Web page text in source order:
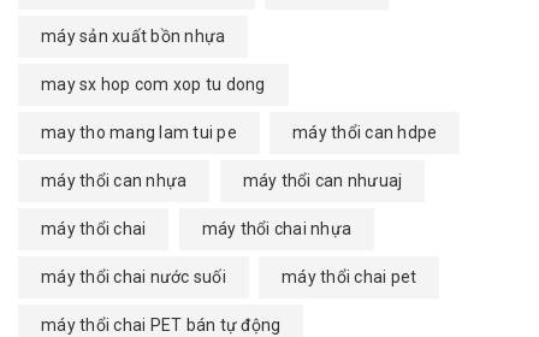
máy sản xuất bồn nhựa
may sx hop com xop tu dong
may tho mang lam tui pe máy thổi can hdpe
máy thổi can nhựa máy thổi can nhưuaj
máy thổi chai máy thổi chai nhựa
máy thổi chai nước suối máy thổi chai pet
máy thổi chai PET bán tự động